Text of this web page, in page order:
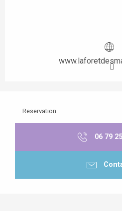
Reservation
06 79